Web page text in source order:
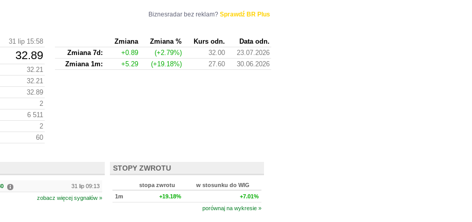
Biznesradar bez reklam? Sprawdź BR Plus
31 lip 15:58
32.89
32.21
32.21
32.89
2
6 511
2
60
Zmiana Zmiana % Kurs odn.
Data odn.
Zmiana 7d:
+0.89 (+2.79%) 32.00
23.07.2026
Zmiana 1m:
+5.29 (+19.18%) 27.60 30.06.2026
31 lip 09:13
zobacz więcej sygnałów »
STOPY ZWROTU
stopa zwrotu
w stosunku do WIG
1m
+19.18%
+7.01%
porównaj na wykresie »